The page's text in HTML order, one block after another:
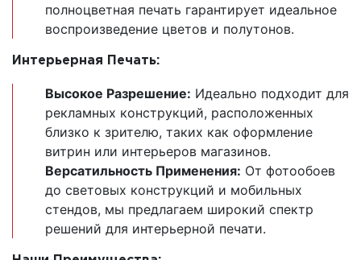
полноцветная печать гарантирует идеальное
воспроизведение цветов и полутонов.
Интерьерная Печать:
Высокое Разрешение: Идеально подходит для
рекламных конструкций, расположенных
близко к зрителю, таких как оформление
витрин или интерьеров магазинов.
Версатильность Применения: От фотообоев
до световых конструкций и мобильных
стендов, мы предлагаем широкий спектр
решений для интерьерной печати.